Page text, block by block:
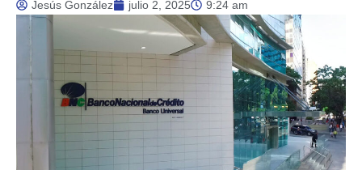
Jesús González julio 2, 2025 9:24 am